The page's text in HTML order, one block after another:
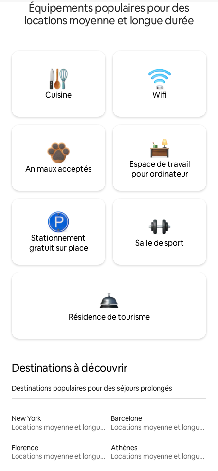
Équipements populaires pour des
locations moyenne et longue durée
Cuisine Wifi
Animaux acceptés
Espace de travail
pour ordinateur
Stationnement
gratuit sur place
Salle de sport
Résidence de tourisme
Destinations à découvrir
Destinations populaires pour des séjours prolongés
New York
Locations moyenne et longue durée
Barcelone
Locations moyenne et longue durée
Florence
Locations moyenne et longue durée
Athènes
Locations moyenne et longue durée